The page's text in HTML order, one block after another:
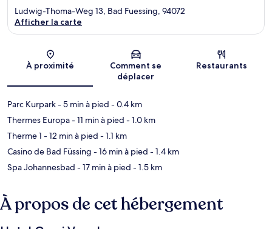
Carte
Ludwig-Thoma-Weg 13, Bad Fuessing, 94072
Afficher la carte
À proximité
Comment se
déplacer
Restaurants
Parc Kurpark- 5 min à pied - 0.4 km
Thermes Europa- 11 min à pied - 1.0 km
Therme 1 - 12 min à pied - 1.1 km
Casino de Bad Füssing - 16 min à pied - 1.4 km
Spa Johannesbad - 17 min à pied - 1.5 km
À propos de cet hébergement